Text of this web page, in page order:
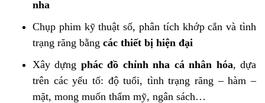
nha
Chụp phim kỹ thuật số, phân tích khớp cắn và tình
trạng răng bằng các thiết bị hiện đại
Xây dựng phác đồ chỉnh nha cá nhân hóa, dựa
trên các yếu tố: độ tuổi, tình trạng răng – hàm –
mặt, mong muốn thẩm mỹ, ngân sách…